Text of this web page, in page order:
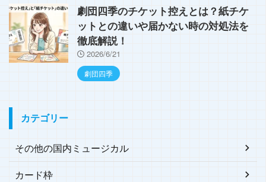
劇団四季のチケット控えとは？紙チケ
ットとの違いや届かない時の対処法を
徹底解説！
2026/6/21
劇団四季
カテゴリー
その他の国内ミュージカル
カード枠